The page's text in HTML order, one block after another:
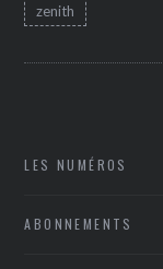
zenith
LES NUMÉROS
ABONNEMENTS